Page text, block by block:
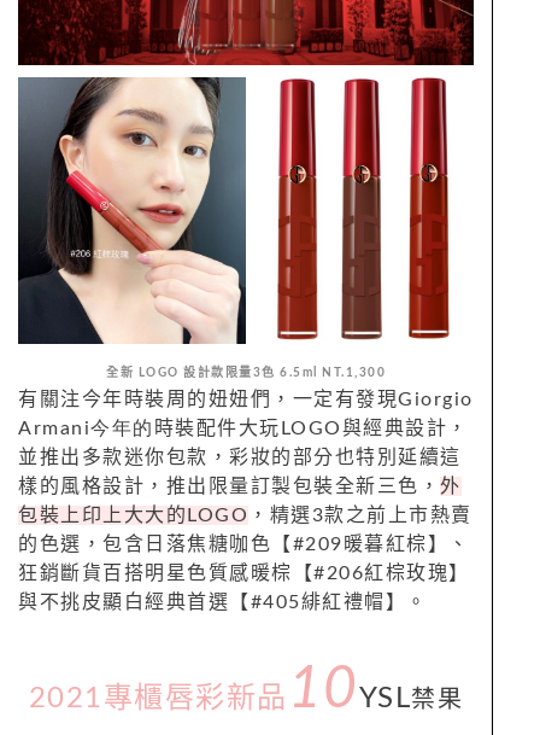
全新 LOGO 設計款限量3色 6.5ml NT.1,300
有關注今年時裝周的妞妞們，一定有發現Giorgio
Armani今年的 時裝配件大玩 LOGO與經典設計，
並推出多款迷你包款，彩妝的部分也特別延續這
樣的風格設計，推出限量訂製包裝全新三色， 外
包裝上印上大大的LOGO ，精選3款之前上市熱賣
的色選，包含日落焦糖咖 色【 #209 暖暮紅棕】、
狂銷斷貨百搭明星色質感暖棕【#206紅棕玫瑰】
與不挑皮顯白經典首選【 #405緋紅禮帽】。
2021專櫃唇彩新品 10 YSL禁果